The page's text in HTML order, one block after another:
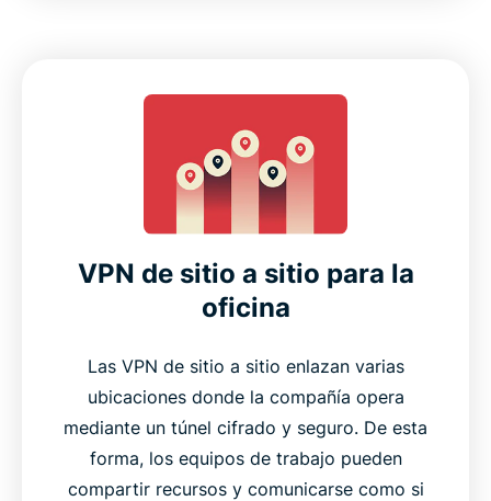
VPN de sitio a sitio para la
oficina
Las VPN de sitio a sitio enlazan varias
ubicaciones donde la compañía opera
mediante un túnel cifrado y seguro. De esta
forma, los equipos de trabajo pueden
compartir recursos y comunicarse como si